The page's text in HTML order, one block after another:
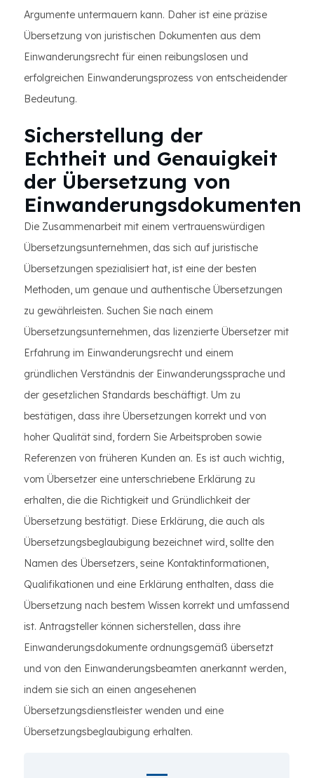
Argumente untermauern kann. Daher ist eine präzise
Übersetzung von juristischen Dokumenten aus dem
Einwanderungsrecht für einen reibungslosen und
erfolgreichen Einwanderungsprozess von entscheidender
Bedeutung.
Sicherstellung der
Echtheit und Genauigkeit
der Übersetzung von
Einwanderungsdokumenten
Die Zusammenarbeit mit einem vertrauenswürdigen
Übersetzungsunternehmen, das sich auf juristische
Übersetzungen spezialisiert hat, ist eine der besten
Methoden, um genaue und authentische Übersetzungen
zu gewährleisten. Suchen Sie nach einem
Übersetzungsunternehmen, das lizenzierte Übersetzer mit
Erfahrung im Einwanderungsrecht und einem
gründlichen Verständnis der Einwanderungssprache und
der gesetzlichen Standards beschäftigt. Um zu
bestätigen, dass ihre Übersetzungen korrekt und von
hoher Qualität sind, fordern Sie Arbeitsproben sowie
Referenzen von früheren Kunden an. Es ist auch wichtig,
vom Übersetzer eine unterschriebene Erklärung zu
erhalten, die die Richtigkeit und Gründlichkeit der
Übersetzung bestätigt. Diese Erklärung, die auch als
Übersetzungsbeglaubigung bezeichnet wird, sollte den
Namen des Übersetzers, seine Kontaktinformationen,
Qualifikationen und eine Erklärung enthalten, dass die
Übersetzung nach bestem Wissen korrekt und umfassend
ist. Antragsteller können sicherstellen, dass ihre
Einwanderungsdokumente ordnungsgemäß übersetzt
und von den Einwanderungsbeamten anerkannt werden,
indem sie sich an einen angesehenen
Übersetzungsdienstleister wenden und eine
Übersetzungsbeglaubigung erhalten.